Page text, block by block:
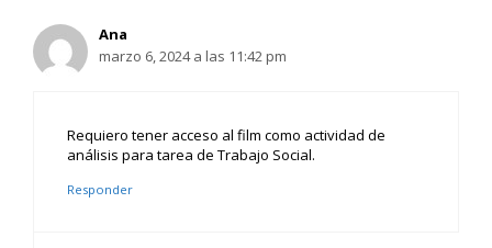
Ana
marzo 6, 2024 a las 11:42 pm
Requiero tener acceso al film como actividad de
análisis para tarea de Trabajo Social.
Responder